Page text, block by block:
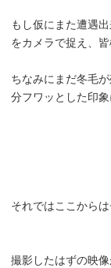
もし仮にまた遭遇
をカメラで捉え、
ちなみにまだ冬毛
分フワッとした印
それではここから
撮影したはずの映